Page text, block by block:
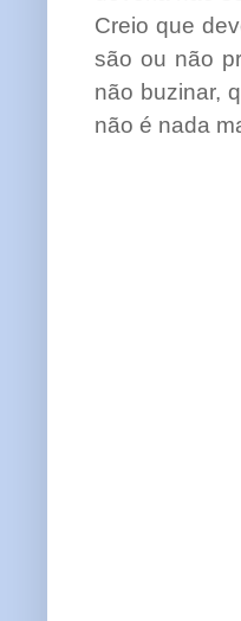
Creio que
são ou não
não buzinar,
não é nada